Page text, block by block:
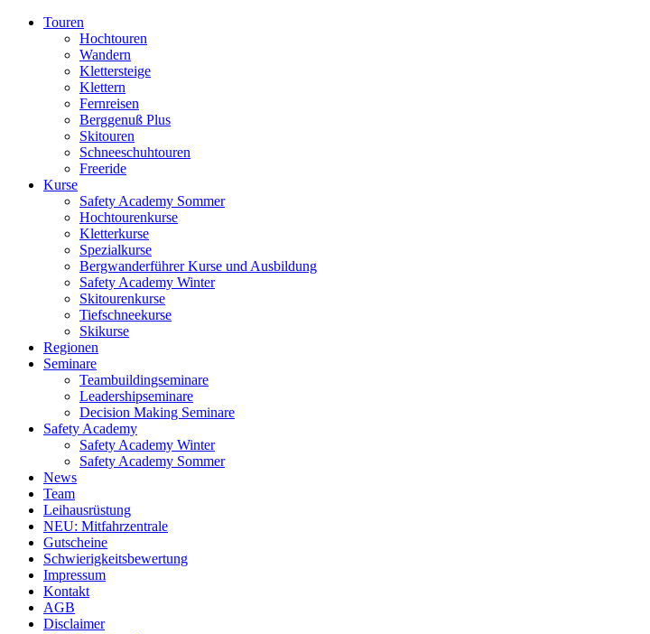
Touren
Hochtouren
Wandern
Klettersteige
Klettern
Fernreisen
Berggenuß Plus
Skitouren
Schneeschuhtouren
Freeride
Kurse
Safety Academy Sommer
Hochtourenkurse
Kletterkurse
Spezialkurse
Bergwanderführer Kurse und Ausbildung
Safety Academy Winter
Skitourenkurse
Tiefschneekurse
Skikurse
Regionen
Seminare
Teambuildingseminare
Leadershipseminare
Decision Making Seminare
Safety Academy
Safety Academy Winter
Safety Academy Sommer
News
Team
Leihausrüstung
NEU: Mitfahrzentrale
Gutscheine
Schwierigkeitsbewertung
Impressum
Kontakt
AGB
Disclaimer